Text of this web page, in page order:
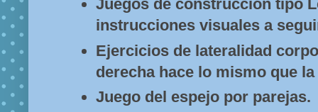
Juegos de construcción tipo
instrucciones visuales a
Ejercicios de lateralidad
derecha hace lo mismo que
Juego del espejo por parejas.